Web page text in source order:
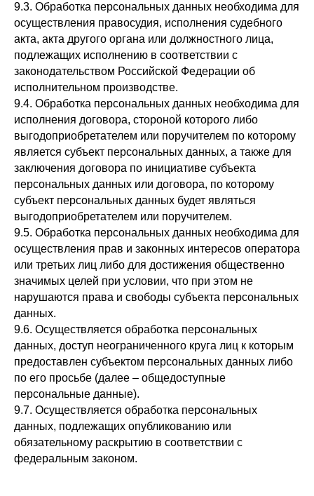
9.3. Обработка персональных данных необходима для
осуществления правосудия, исполнения судебного
акта, акта другого органа или должностного лица,
подлежащих исполнению в соответствии с
законодательством Российской Федерации об
исполнительном производстве.
9.4. Обработка персональных данных необходима для
исполнения договора, стороной которого либо
выгодоприобретателем или поручителем по которому
является субъект персональных данных, а также для
заключения договора по инициативе субъекта
персональных данных или договора, по которому
субъект персональных данных будет являться
выгодоприобретателем или поручителем.
9.5. Обработка персональных данных необходима для
осуществления прав и законных интересов оператора
или третьих лиц либо для достижения общественно
значимых целей при условии, что при этом не
нарушаются права и свободы субъекта персональных
данных.
9.6. Осуществляется обработка персональных
данных, доступ неограниченного круга лиц к которым
предоставлен субъектом персональных данных либо
по его просьбе (далее – общедоступные
персональные данные).
9.7. Осуществляется обработка персональных
данных, подлежащих опубликованию или
обязательному раскрытию в соответствии с
федеральным законом.